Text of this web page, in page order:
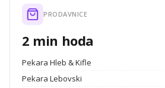
PRODAVNICE
2 min hoda
Pekara Hleb & Kifle
Pekara Lebovski